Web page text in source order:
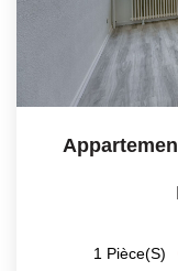
1 Pièce(s)